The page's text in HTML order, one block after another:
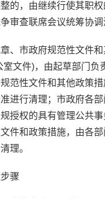
的，由继续行使其职
审查联席会议统筹协调
、市政府规范性文件
室文件)，由起草部门负
范性文件和其他政策
进行清理；市政府各
授权的具有管理公共
件和政策措施，由各
理。
骤